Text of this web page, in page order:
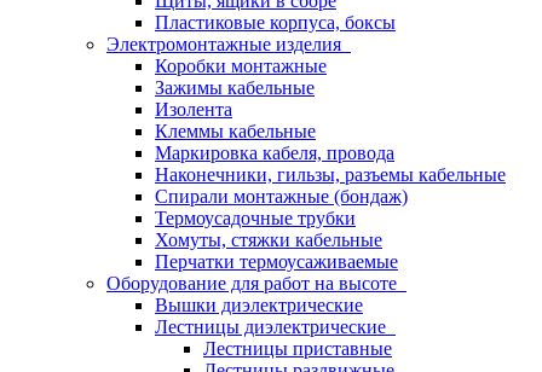
Пластиковые корпуса, боксы
Электромонтажные изделия
Коробки монтажные
Зажимы кабельные
Изолента
Клеммы кабельные
Маркировка кабеля, провода
Наконечники, гильзы, разъемы кабельные
Спирали монтажные (бондаж)
Термоусадочные трубки
Хомуты, стяжки кабельные
Перчатки термоусаживаемые
Оборудование для работ на высоте
Вышки диэлектрические
Лестницы диэлектрические
Лестницы приставные